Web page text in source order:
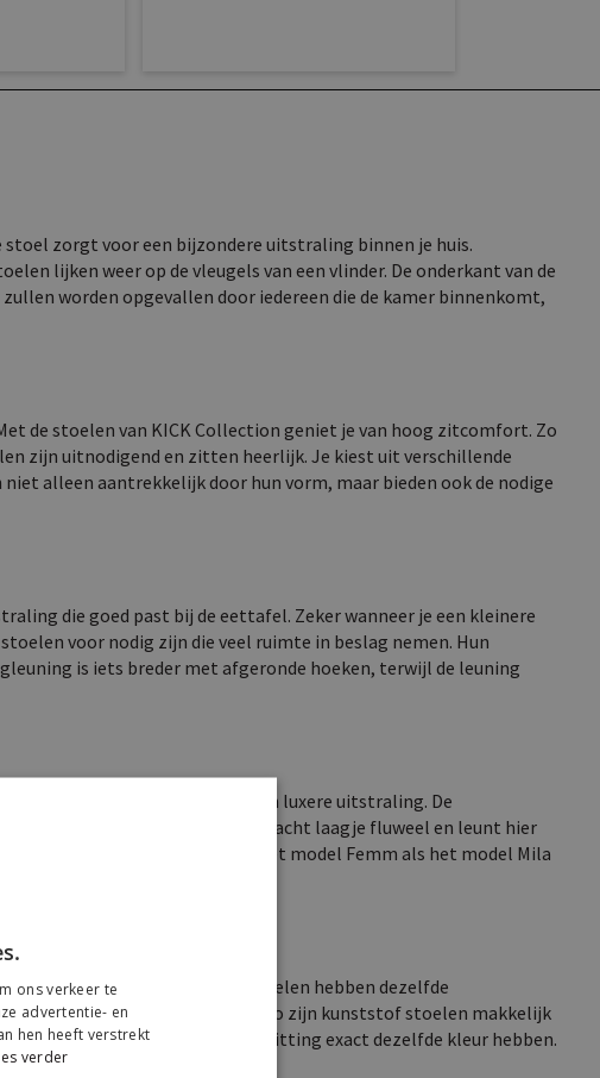
stoel zorgt voor een bijzondere uitstraling binnen je huis.
lijken weer op de vleugels van een vlinder. De onderkant van de
worden opgevallen door iedereen die de kamer binnenkomt,
de stoelen van KICK Collection geniet je van hoog zitcomfort. Zo
zijn uitnodigend en zitten heerlijk. Je kiest uit verschillende
alleen aantrekkelijk door hun vorm, maar bieden ook de nodige
die goed past bij de eettafel. Zeker wanneer je een kleinere
voor nodig zijn die veel ruimte in beslag nemen. Hun
is iets breder met afgeronde hoeken, terwijl de leuning
en geeft je eetkamer direct een luxere uitstraling. De
zacht aanvoelen. Je zit op een zacht laagje fluweel en leunt hier
vlinder eetkamerstoel. Zowel het model Femm als het model Mila
voorbeeld van. Deze vlinderstoelen hebben dezelfde
heeft andere voorbeelden. Zo zijn kunststof stoelen makkelijk
stalen frame als de kunststof zitting exact dezelfde kleur hebben.
ons verkeer te
advertentie- en
hen heeft verstrekt
verder